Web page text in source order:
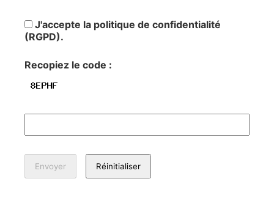
J'accepte la politique de confidentialité
(RGPD).
Recopiez le code :